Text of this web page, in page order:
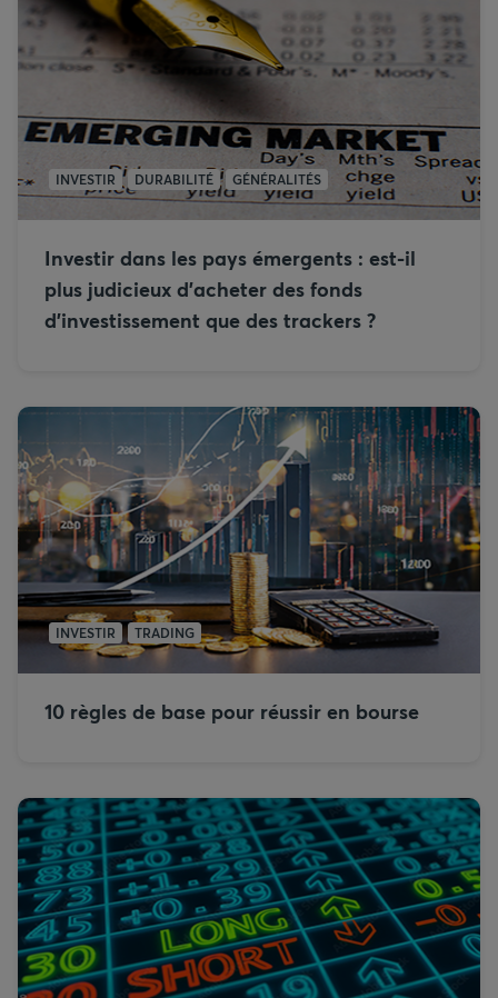
INVESTIR DURABILITÉ GÉNÉRALITÉS
Investir dans les pays émergents : est-il
plus judicieux d’acheter des fonds
d’investissement que des trackers ?
INVESTIR TRADING
10 règles de base pour réussir en bourse